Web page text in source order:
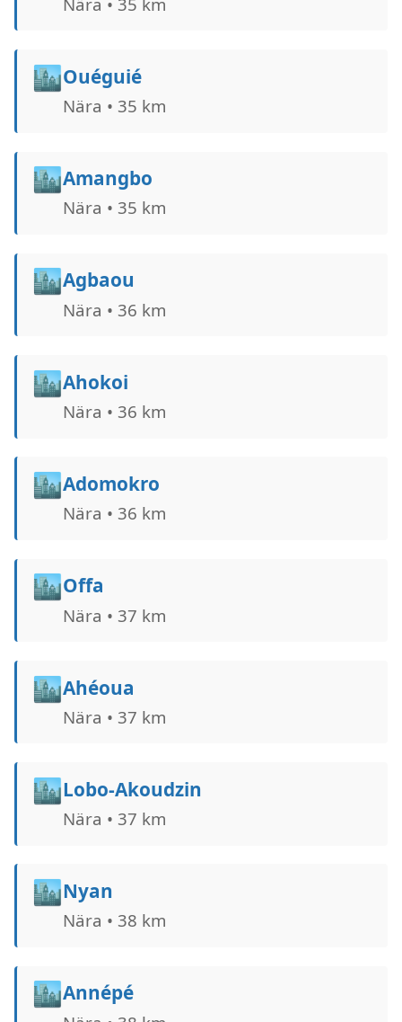
🏙️Ouéguié
Nära • 35 km
🏙️Amangbo
Nära • 35 km
🏙️Agbaou
Nära • 36 km
🏙️Ahokoi
Nära • 36 km
🏙️Adomokro
Nära • 36 km
🏙️Offa
Nära • 37 km
🏙️Ahéoua
Nära • 37 km
🏙️Lobo-Akoudzin
Nära • 37 km
🏙️Nyan
Nära • 38 km
🏙️Annépé